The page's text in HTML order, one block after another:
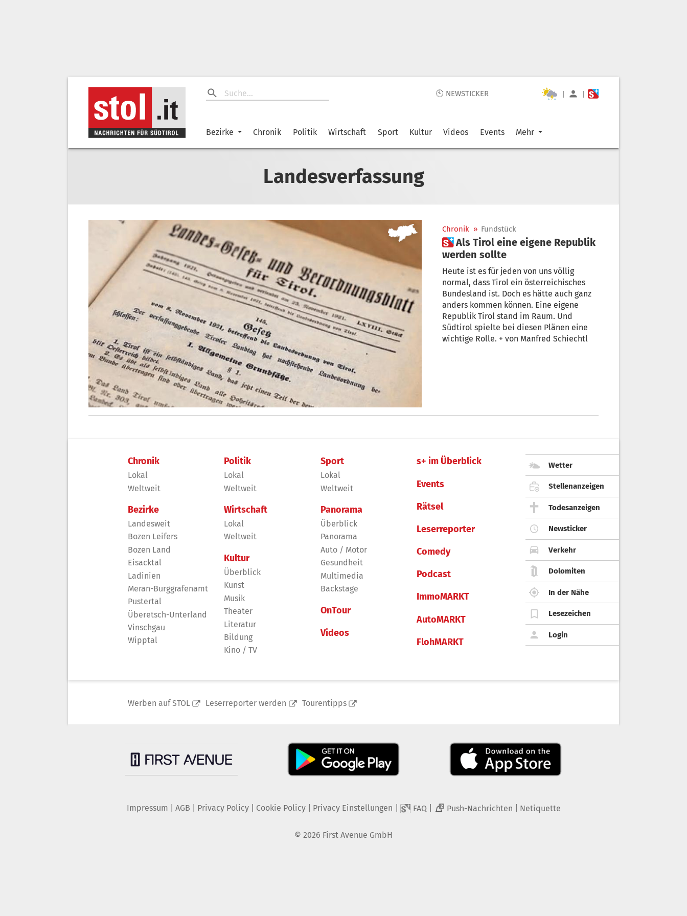
🕙 NEWSTICKER | |
Bezirke Chronik Politik Wirtschaft Sport Kultur Videos Events Mehr
Landesverfassung
Chronik » Fundstück
 Als Tirol eine eigene Republik
werden sollte
Heute ist es für jeden von uns völlig
normal, dass Tirol ein österreichisches
Bundesland ist. Doch es hätte auch ganz
anders kommen können. Eine eigene
Republik Tirol stand im Raum. Und
Südtirol spielte bei diesen Plänen eine
wichtige Rolle. + von Manfred Schiechtl
Chronik
Lokal
Weltweit
Bezirke
Landesweit
Bozen Leifers
Bozen Land
Eisacktal
Ladinien
Meran-Burggrafenamt
Pustertal
Überetsch-Unterland
Vinschgau
Wipptal
Politik
Lokal
Weltweit
Wirtschaft
Lokal
Weltweit
Kultur
Überblick
Kunst
Musik
Theater
Literatur
Bildung
Kino / TV
Sport
Lokal
Weltweit
Panorama
Überblick
Panorama
Auto / Motor
Gesundheit
Multimedia
Backstage
OnTour
Videos
s+ im Überblick
Events
Rätsel
Leserreporter
Comedy
Podcast
ImmoMARKT
AutoMARKT
FlohMARKT
Wetter
Stellenanzeigen
Todesanzeigen
Newsticker
Verkehr
Dolomiten
In der Nähe
Lesezeichen
Login
Werben auf STOL Leserreporter werden Tourentipps
Impressum AGB Privacy Policy| Cookie Policy| Privacy Einstellungen FAQ 2 Push-Nachrichten Netiquette
© 2026 First Avenue GmbH